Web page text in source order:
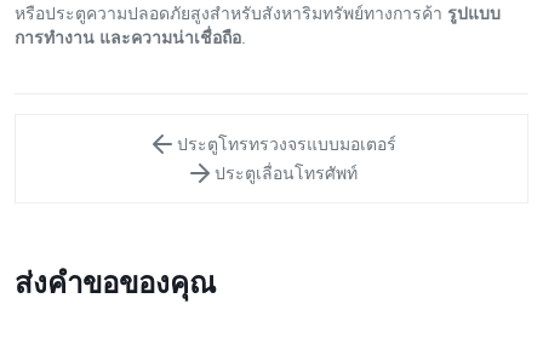
หรือประตูความปลอดภัยสูงสําหรับสังหาริมทรัพย์ทางการค้า รูปแบบ
การทํางาน และความน่าเชื่อถือ
ประตูโทรทรวงจรแบบมอเตอร์
ประตูเลื่อนโทรศัพท์
ส่งคำขอของคุณ